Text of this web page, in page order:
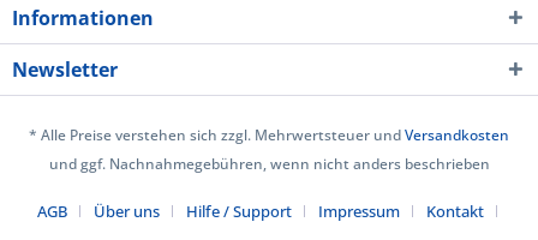
Informationen
Newsletter
* Alle Preise verstehen sich zzgl. Mehrwertsteuer undVersandkosten
und ggf. Nachnahmegebühren, wenn nicht anders beschrieben
AGB Über uns Hilfe / Support Impressum
Kontakt